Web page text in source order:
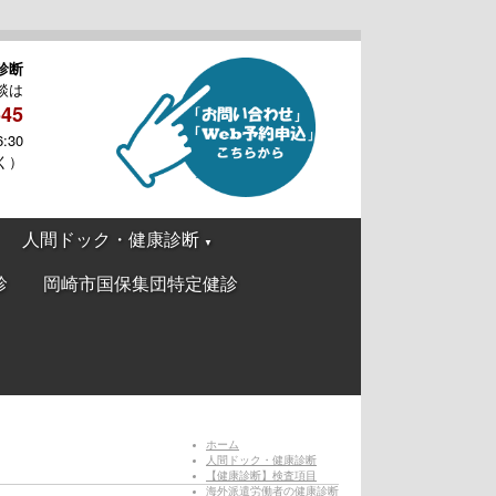
断
は
人間ドック・健康診断 ▼
岡崎市国保集団特定健診
ホーム
人間ドック・健康診断
【健康診断】検査項目
海外派遣労働者の健康診断